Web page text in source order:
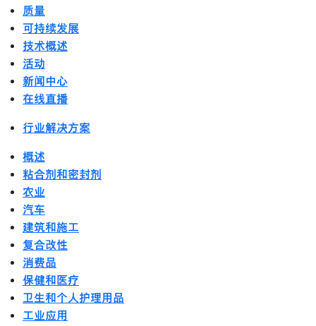
质量
可持续发展
技术概述
活动
新闻中心
在线直播
行业解决方案
概述
粘合剂和密封剂
农业
汽车
建筑和施工
复合改性
消费品
保健和医疗
卫生和个人护理用品
工业应用